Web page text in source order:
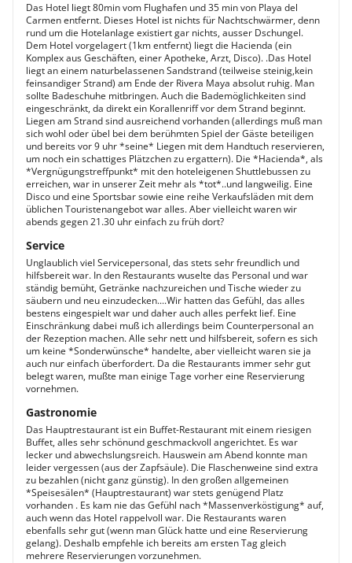
Das Hotel liegt 80min vom Flughafen und 35 min von Playa del
Carmen entfernt. Dieses Hotel ist nichts für Nachtschwärmer, denn
rund um die Hotelanlage existiert gar nichts, ausser Dschungel.
Dem Hotel vorgelagert (1km entfernt) liegt die Hacienda (ein
Komplex aus Geschäften, einer Apotheke, Arzt, Disco). .Das Hotel
liegt an einem naturbelassenen Sandstrand (teilweise steinig,kein
feinsandiger Strand) am Ende der Rivera Maya absolut ruhig. Man
sollte Badeschuhe mitbringen. Auch die Bademöglichkeiten sind
eingeschränkt, da direkt ein Korallenriff vor dem Strand beginnt.
Liegen am Strand sind ausreichend vorhanden (allerdings muß man
sich wohl oder übel bei dem berühmten Spiel der Gäste beteiligen
und bereits vor 9 uhr *seine* Liegen mit dem Handtuch reservieren,
um noch ein schattiges Plätzchen zu ergattern). Die *Hacienda*, als
*Vergnügungstreffpunkt* mit den hoteleigenen Shuttlebussen zu
erreichen, war in unserer Zeit mehr als *tot*..und langweilig. Eine
Disco und eine Sportsbar sowie eine reihe Verkaufsläden mit dem
üblichen Touristenangebot war alles. Aber vielleicht waren wir
abends gegen 21.30 uhr einfach zu früh dort?
Service
Unglaublich viel Servicepersonal, das stets sehr freundlich und
hilfsbereit war. In den Restaurants wuselte das Personal und war
ständig bemüht, Getränke nachzureichen und Tische wieder zu
säubern und neu einzudecken....Wir hatten das Gefühl, das alles
bestens eingespielt war und daher auch alles perfekt lief. Eine
Einschränkung dabei muß ich allerdings beim Counterpersonal an
der Rezeption machen. Alle sehr nett und hilfsbereit, sofern es sich
um keine *Sonderwünsche* handelte, aber vielleicht waren sie ja
auch nur einfach überfordert. Da die Restaurants immer sehr gut
belegt waren, mußte man einige Tage vorher eine Reservierung
vornehmen.
Gastronomie
Das Hauptrestaurant ist ein Buffet-Restaurant mit einem riesigen
Buffet, alles sehr schönund geschmackvoll angerichtet. Es war
lecker und abwechslungsreich. Hauswein am Abend konnte man
leider vergessen (aus der Zapfsäule). Die Flaschenweine sind extra
zu bezahlen (nicht ganz günstig). In den großen allgemeinen
*Speisesälen* (Hauptrestaurant) war stets genügend Platz
vorhanden . Es kam nie das Gefühl nach *Massenverköstigung* auf,
auch wenn das Hotel rappelvoll war. Die Restaurants waren
ebenfalls sehr gut (wenn man Glück hatte und eine Reservierung
gelang). Deshalb empfehle ich bereits am ersten Tag gleich
mehrere Reservierungen vorzunehmen.